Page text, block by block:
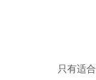
只有适